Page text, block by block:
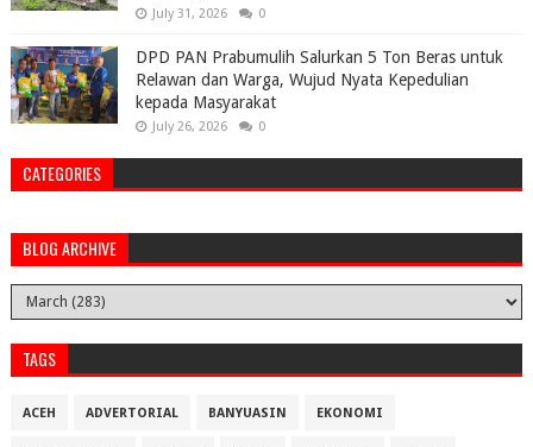
July 31, 2026 0
DPD PAN Prabumulih Salurkan 5 Ton Beras untuk
Relawan dan Warga, Wujud Nyata Kepedulian
kepada Masyarakat
July 26, 2026 0
CATEGORIES
BLOG ARCHIVE
TAGS
ACEH ADVERTORIAL BANYUASIN EKONOMI